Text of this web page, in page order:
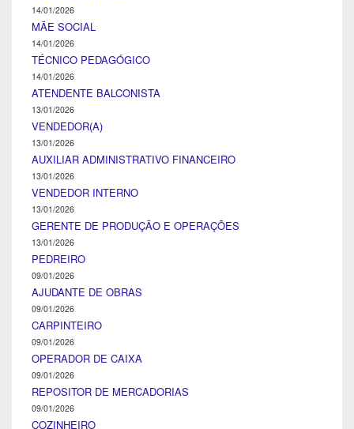
14/01/2026
MÃE SOCIAL
14/01/2026
TÉCNICO PEDAGÓGICO
14/01/2026
ATENDENTE BALCONISTA
13/01/2026
VENDEDOR(A)
13/01/2026
AUXILIAR ADMINISTRATIVO FINANCEIRO
13/01/2026
VENDEDOR INTERNO
13/01/2026
GERENTE DE PRODUÇÃO E OPERAÇÕES
13/01/2026
PEDREIRO
09/01/2026
AJUDANTE DE OBRAS
09/01/2026
CARPINTEIRO
09/01/2026
OPERADOR DE CAIXA
09/01/2026
REPOSITOR DE MERCADORIAS
09/01/2026
COZINHEIRO